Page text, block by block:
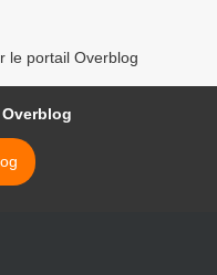
le portail Overblog